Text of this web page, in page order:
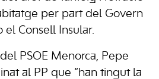
per part del Govern
el Consell Insular.
PSOE Menorca, Pepe
al PP que “han tingut la